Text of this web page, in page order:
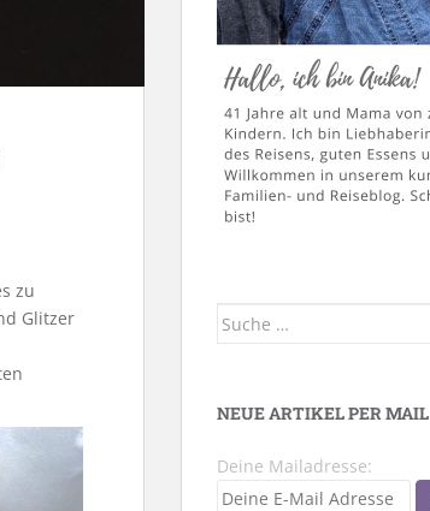
zu
Glitzer
Suche
NEUE ARTIKEL PER MAIL
Deine Mailadresse: